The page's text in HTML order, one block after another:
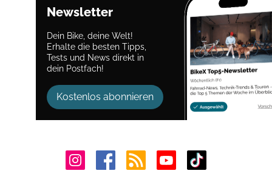
Newsletter
Dein Bike, deine Welt!
Erhalte die besten Tipps,
Tests und News direkt in
dein Postfach!
Kostenlos abonnieren